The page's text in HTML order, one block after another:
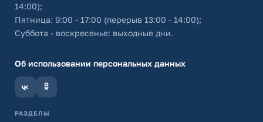
14:00);
Пятница: 9:00 - 17:00 (перерыв 13:00 - 14:00);
Суббота - воскресенье: выходные дни.
Об использовании персональных данных
РАЗДЕЛЫ